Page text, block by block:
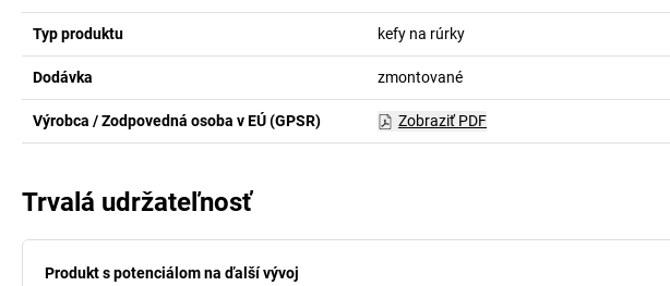
Typ produktu kefy na rúrky
Dodávka zmontované
Výrobca / Zodpovedná osoba v EÚ (GPSR) Zobraziť PDF
Trvalá udržateľnosť
Produkt s potenciálom na ďalší vývoj